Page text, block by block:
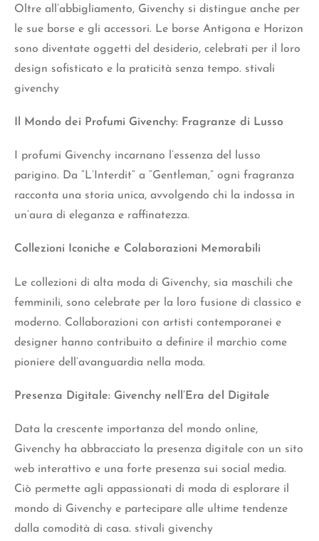
Oltre all’abbigliamento, Givenchy si distingue anche per
le sue borse e gli accessori. Le borse Antigona e Horizon
sono diventate oggetti del desiderio, celebrati per il loro
design sofisticato e la praticità senza tempo. stivali
givenchy
Il Mondo dei Profumi Givenchy: Fragranze di Lusso
I profumi Givenchy incarnano l’essenza del lusso
parigino. Da “L’Interdit” a “Gentleman,” ogni fragranza
racconta una storia unica, avvolgendo chi la indossa in
un’aura di eleganza e raffinatezza.
Collezioni Iconiche e Colaborazioni Memorabili
Le collezioni di alta moda di Givenchy, sia maschili che
femminili, sono celebrate per la loro fusione di classico e
moderno. Collaborazioni con artisti contemporanei e
designer hanno contribuito a definire il marchio come
pioniere dell’avanguardia nella moda.
Presenza Digitale: Givenchy nell’Era del Digitale
Data la crescente importanza del mondo online,
Givenchy ha abbracciato la presenza digitale con un sito
web interattivo e una forte presenza sui social media.
Ciò permette agli appassionati di moda di esplorare il
mondo di Givenchy e partecipare alle ultime tendenze
dalla comodità di casa. stivali givenchy